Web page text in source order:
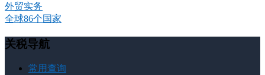
外贸实务
全球86个国家
关税导航
常用查询